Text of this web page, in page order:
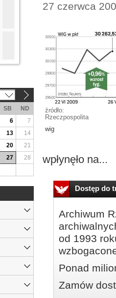
27 czerwca
źródło:
Rzeczpospolita
wig
wpłynęło na...
Dostęp do
Archiwum
od 1993
Ponad
Zamów
SB
ND
6
7
13
14
20
21
27
28